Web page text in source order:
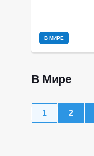
В МИРЕ
В Мире
1 2